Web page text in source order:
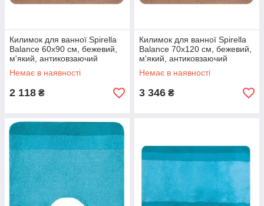
Килимок для ванної Spirella
Balance 60х90 см, бежевий,
м'який, антиковзаючий
(10.09237)
Немає в наявності
2 118 ₴
Килимок для ванної Spirella
Balance 70х120 см, бежевий,
м'який, антиковзаючий
(10.09238)
Немає в наявності
3 346 ₴